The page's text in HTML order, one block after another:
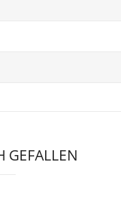
GEFALLEN